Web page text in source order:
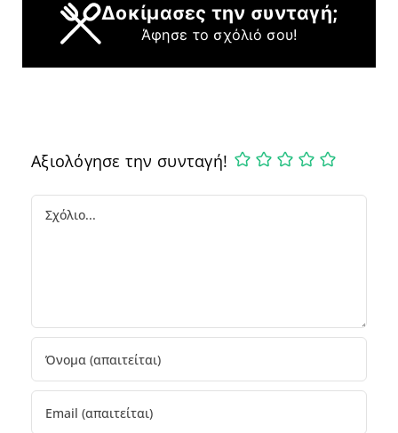
Δοκίμασες την συνταγή;
Άφησε το σχόλιό σου!
Αξιολόγησε την συνταγή!
Comment